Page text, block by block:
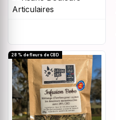
28 % de fleurs de CBD